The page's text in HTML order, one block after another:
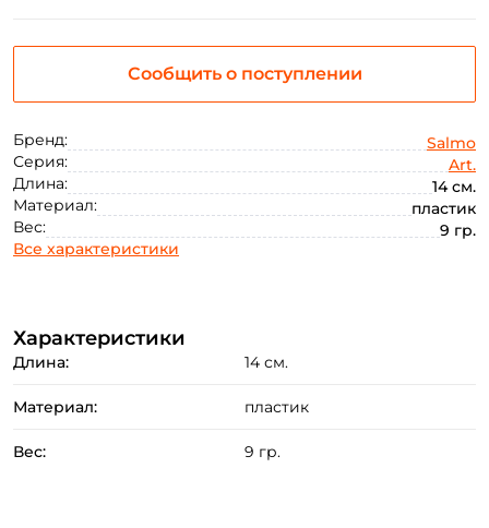
Бренд:
Salmo
Серия:
Art.
Длина:
14 см.
Материал:
пластик
Вес:
9 гр.
Все характеристики
Сообщить о поступлении
Характеристики
Длина: 14 см.
Материал: пластик
Вес: 9 гр.
Создать аккаунт
Email: *